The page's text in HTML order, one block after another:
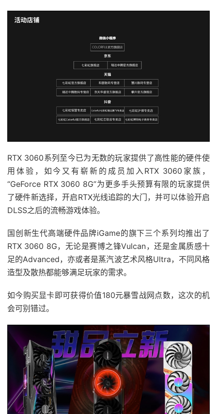
RTX 3060系列至今已为无数的玩家提供了高性能的硬件使
用体验，如今又有崭新的成员加入RTX 3060家族，
“GeForce RTX 3060 8G”为更多手头预算有限的玩家提供
了硬件新选择，开启RTX光线追踪的大门，并可以体验开启
DLSS之后的流畅游戏体验。
国创新生代高端硬件品牌iGame的旗下三个系列均推出了
RTX 3060 8G，无论是赛博之锋Vulcan，还是金属质感十
足的Advanced，亦或者是蒸汽波艺术风格Ultra，不同风格
造型及散热都能够满足玩家的需求。
如今购买显卡即可获得价值180元暴雪战网点数，这次的机
会可别错过。